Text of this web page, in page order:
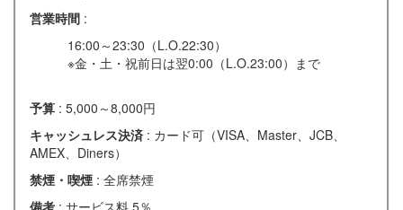
営業時間 :
16:00～23:30（L.O.22:30）
※金・土・祝前日は翌0:00（L.O.23:00）まで
予算 : 5,000～8,000円
キャッシュレス決済 : カード可（VISA、Master、JCB、
AMEX、Diners）
禁煙・喫煙 : 全席禁煙